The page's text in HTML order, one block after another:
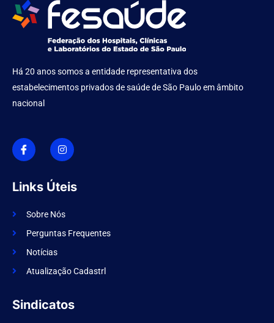
Há 20 anos somos a entidade representativa dos
estabelecimentos privados de saúde de São Paulo em âmbito
nacional
I
c
o
n
f
a
e
o
k
I
n
s
t
g
r
m
Links Úteis
Sobre Nós
Perguntas Frequentes
Notícias
Atualização Cadastrl
Sindicatos